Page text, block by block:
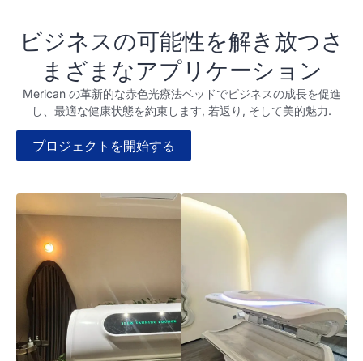
ビジネスの可能性を解き放つさ
まざまなアプリケーション
Merican の革新的な赤色光療法ベッドでビジネスの成長を促進
し、最適な健康状態を約束します, 若返り, そして美的魅力.
プロジェクトを開始する